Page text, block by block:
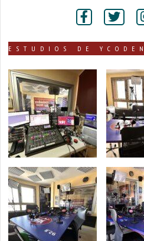
ESTUDIOS DE